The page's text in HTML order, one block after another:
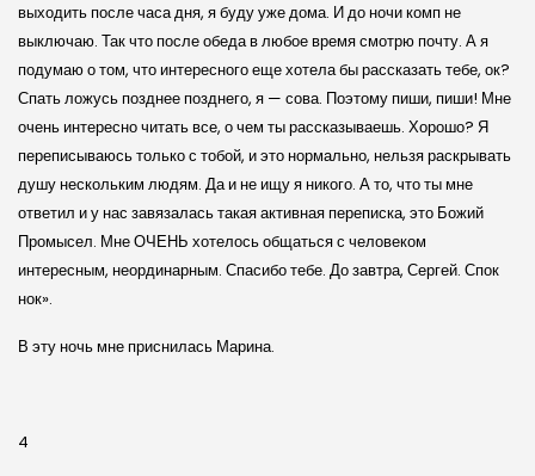
выходить после часа дня, я буду уже дома. И до ночи комп не
выключаю. Так что после обеда в любое время смотрю почту. А я
подумаю о том, что интересного еще хотела бы рассказать тебе, ок?
Спать ложусь позднее позднего, я — сова. Поэтому пиши, пиши! Мне
очень интересно читать все, о чем ты рассказываешь. Хорошо? Я
переписываюсь только с тобой, и это нормально, нельзя раскрывать
душу нескольким людям. Да и не ищу я никого. А то, что ты мне
ответил и у нас завязалась такая активная переписка, это Божий
Промысел. Мне ОЧЕНЬ хотелось общаться с человеком
интересным, неординарным. Спасибо тебе. До завтра, Сергей. Спок
нок».
В эту ночь мне приснилась Марина.
4